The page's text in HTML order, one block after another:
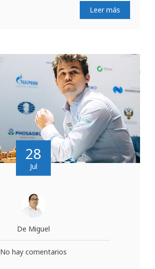
Leer más
28
Jul
De Miguel
No hay comentarios